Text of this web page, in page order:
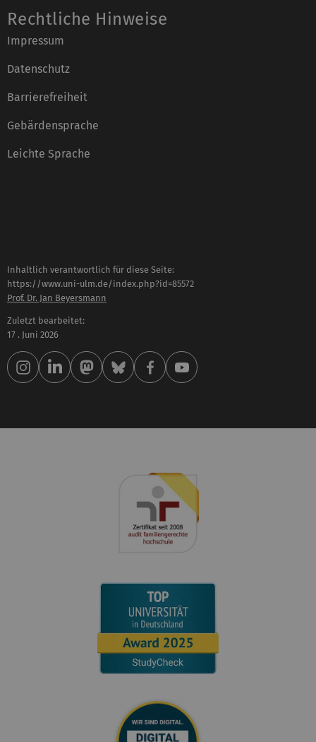
Rechtliche Hinweise
Impressum
Datenschutz
Barrierefreiheit
Gebärdensprache
Leichte Sprache
Inhaltlich verantwortlich für diese Seite:
https://www.uni-ulm.de/index.php?id=85572
Prof. Dr. Jan Beyersmann
Zuletzt bearbeitet:
17 . Juni 2026